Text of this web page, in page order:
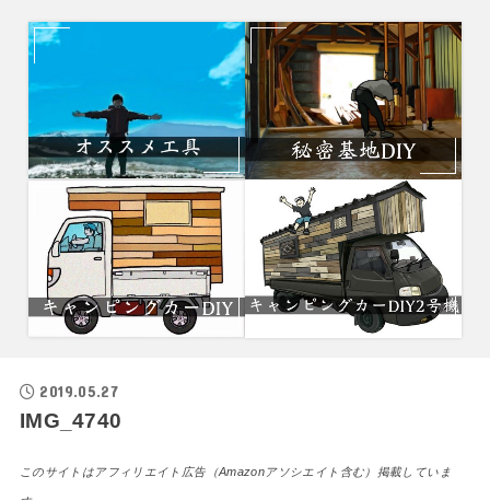
2019.05.27
IMG_4740
このサイトはアフィリエイト広告（Amazonアソシエイト含む）掲載していま